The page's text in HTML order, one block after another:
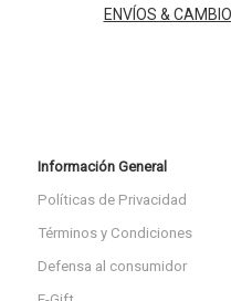
ENVÍOS &
Información General
Políticas de Privacidad
Términos y Condiciones
Defensa al consumidor